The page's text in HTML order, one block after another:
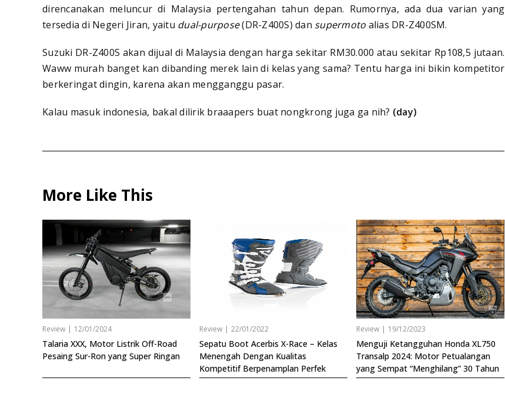
direncanakan meluncur di Malaysia pertengahan tahun depan. Rumornya, ada dua varian yang
tersedia di Negeri Jiran, yaitu dual-purpose(DR-Z400S) dan supermoto alias DR-Z400SM.
Suzuki DR-Z400S akan dijual di Malaysia dengan harga sekitar RM30.000 atau sekitar Rp108,5 jutaan.
Waww murah banget kan dibanding merek lain di kelas yang sama? Tentu harga ini bikin kompetitor
berkeringat dingin, karena akan mengganggu pasar.
Kalau masuk indonesia, bakal dilirik braaapers buat nongkrong juga ga nih? (day)
More Like This
Review | 12/01/2024
Talaria XXX, Motor Listrik Off-Road
Pesaing Sur-Ron yang Super Ringan
Review | 22/01/2022
Sepatu Boot Acerbis X-Race – Kelas
Menengah Dengan Kualitas
Kompetitif Berpenamplan Perfek
Review | 19/12/2023
Menguji Ketangguhan Honda XL750
Transalp 2024: Motor Petualangan
yang Sempat “Menghilang” 30 Tahun